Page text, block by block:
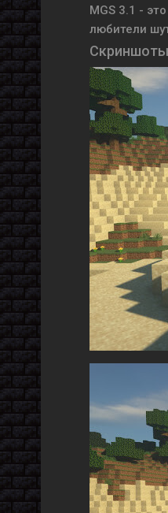
MGS 3.1 -
любители
Скриншоты